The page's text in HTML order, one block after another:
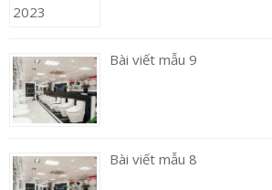
Bài viết mẫu 9
Bài viết mẫu 8